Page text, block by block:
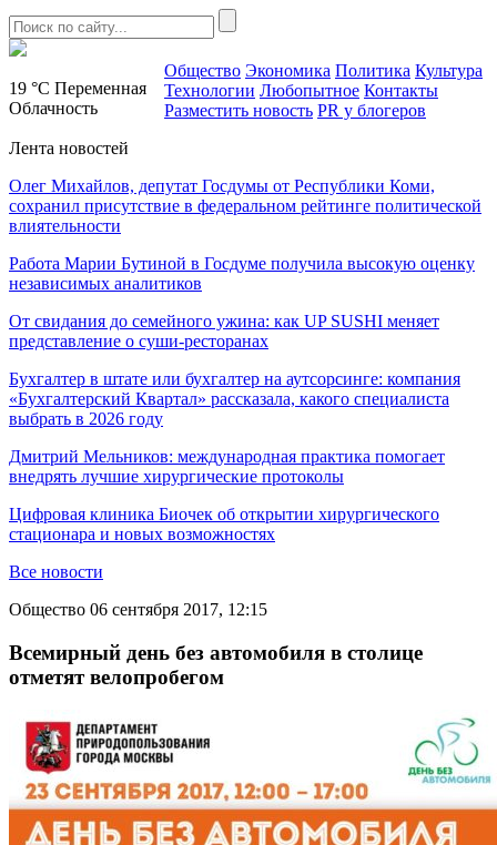
19 °C Переменная
Облачность
Общество Экономика Политика Культура
Технологии Любопытное Контакты
Разместить новость PR у блогеров
Лента новостей
Олег Михайлов, депутат Госдумы от Республики Коми,
сохранил присутствие в федеральном рейтинге политической
влиятельности
Работа Марии Бутиной в Госдуме получила высокую оценку
независимых аналитиков
От свидания до семейного ужина: как UP SUSHI меняет
представление о суши-ресторанах
Бухгалтер в штате или бухгалтер на аутсорсинге: компания
«Бухгалтерский Квартал» рассказала, какого специалиста
выбрать в 2026 году
Дмитрий Мельников: международная практика помогает
внедрять лучшие хирургические протоколы
Цифровая клиника Биочек об открытии хирургического
стационара и новых возможностях
Все новости
Общество 06 сентября 2017, 12:15
Всемирный день без автомобиля в столице
отметят велопробегом